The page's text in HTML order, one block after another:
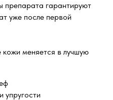
препарата гарантируют
уже после первой
кожи меняется в лучшую
упругости